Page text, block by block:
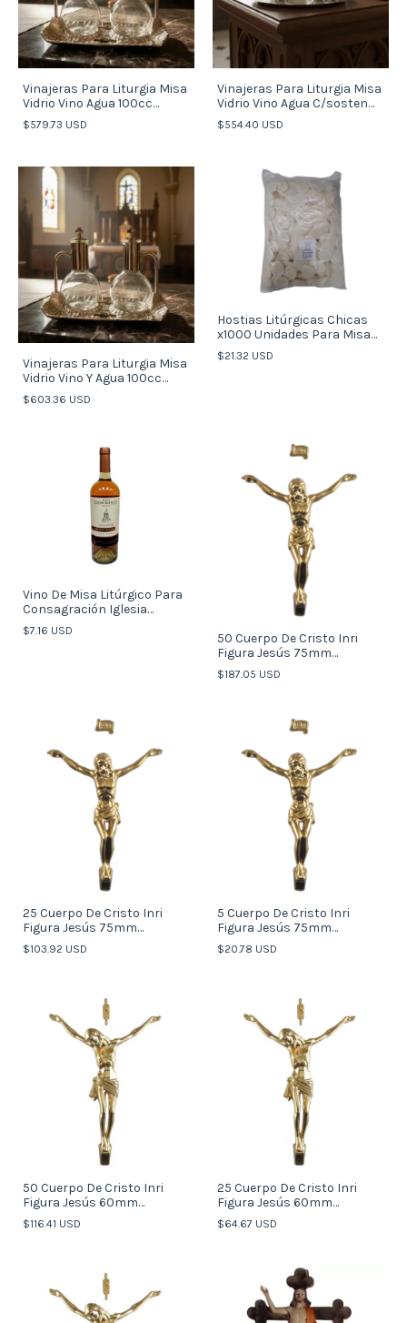
Vinajeras Para Liturgia Misa
Vidrio Vino Agua 100cc
Plateado
$579.73 USD
Vinajeras Para Liturgia Misa
Vidrio Vino Agua C/sosten
Italy
$554.40 USD
Vinajeras Para Liturgia Misa
Vidrio Vino Y Agua 100cc
Dorado
$603.36 USD
Hostias Litúrgicas Chicas
x1000 Unidades Para Misa
Católica
$21.32 USD
Vino De Misa Litúrgico Para
Consagración Iglesia
Botella
$7.16 USD
50 Cuerpo De Cristo Inri
Figura Jesús 75mm
Crucifixión (italy)
$187.05 USD
25 Cuerpo De Cristo Inri
Figura Jesús 75mm
Crucifixión (italy)
$103.92 USD
5 Cuerpo De Cristo Inri
Figura Jesús 75mm
Crucifixión (italy)
$20.78 USD
50 Cuerpo De Cristo Inri
Figura Jesús 60mm
Crucifixión (italy)
$116.41 USD
25 Cuerpo De Cristo Inri
Figura Jesús 60mm
Crucifixión (italy)
$64.67 USD